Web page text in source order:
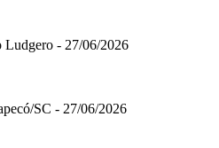
Ludgero - 27/06/2026
SC - 27/06/2026